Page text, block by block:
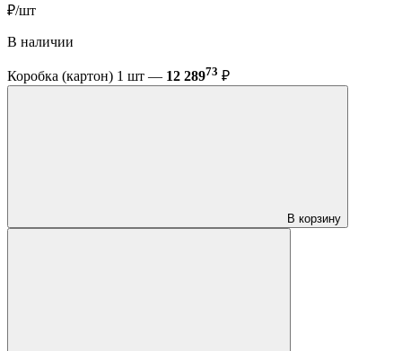
₽/шт
В наличии
Коробка (картон) 1 шт — 12 28973 ₽
В корзину